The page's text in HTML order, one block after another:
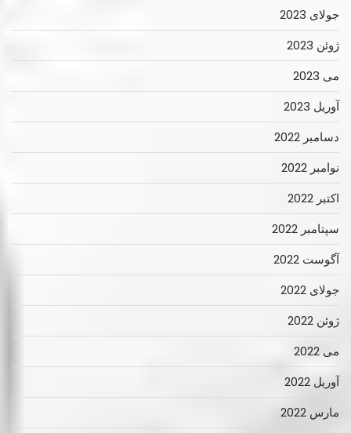
جولای 2023
ژوئن 2023
می 2023
آوریل 2023
دسامبر 2022
نوامبر 2022
اکتبر 2022
سپتامبر 2022
آگوست 2022
جولای 2022
ژوئن 2022
می 2022
آوریل 2022
مارس 2022